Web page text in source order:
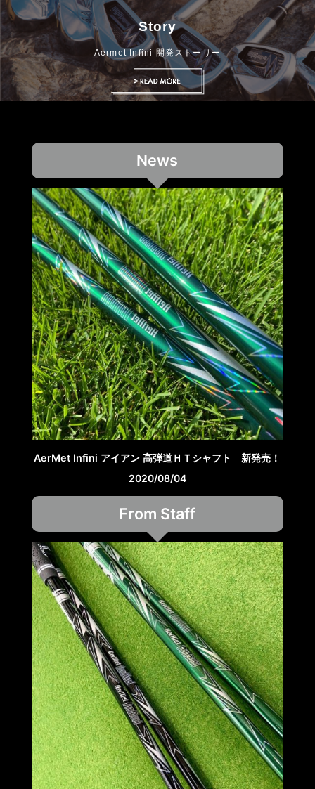
Story
Aermet Infini 開発ストーリー
News
AerMet Infini アイアン 高弾道ＨＴシャフト 新発売！
2020/08/04
From Staff